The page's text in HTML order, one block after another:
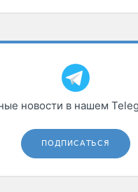
новости в нашем
ПОДПИСАТЬСЯ